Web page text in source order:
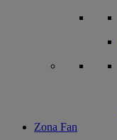
Zona Fan